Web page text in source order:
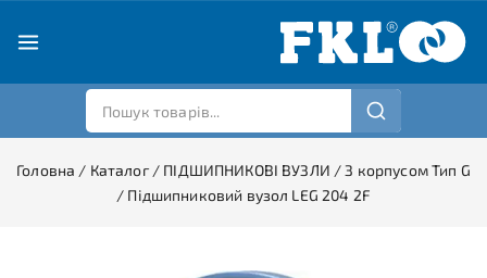
Головна / Каталог / ПІДШИПНИКОВІ ВУЗЛИ / З корпусом Тип G
/ Підшипниковий вузол LEG 204 2F